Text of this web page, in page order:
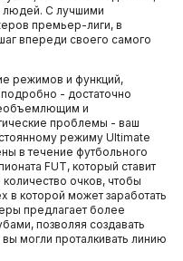
людей. С лучшими
премьер-лиги, в
впереди своего самого
режимов и функций,
- достаточно
и
проблемы - ваш
режиму Ultimate
в течение футбольного
FUT, который ставит
очков, чтобы
в которой может заработать
предлагает более
позволяя создавать
могли проталкивать линию